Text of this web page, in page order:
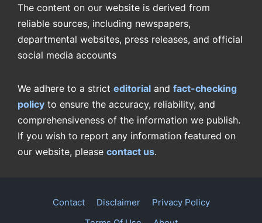
The content on our website is derived from
reliable sources, including newspapers,
departmental websites, press releases, and official
social media accounts
We adhere to a strict editorial and fact-checking
policy to ensure the accuracy, reliability, and
comprehensiveness of the information we publish.
If you wish to report any information featured on
our website, please contact us.
Contact Disclaimer
Privacy Policy